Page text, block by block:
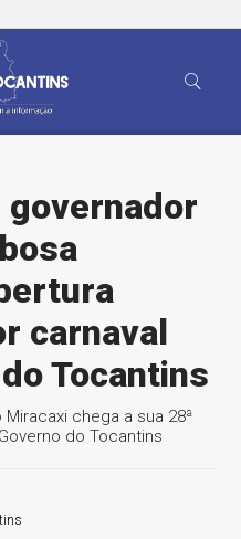
governador
carnaval
Tocantins
chega a sua 28ª
do Tocantins